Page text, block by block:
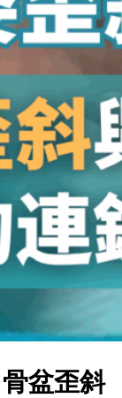
盆歪斜